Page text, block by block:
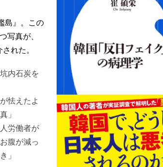
島』。この
写真が、
れた。
内石炭を
怯えたよ
」
労働者が
腹が減っ
」